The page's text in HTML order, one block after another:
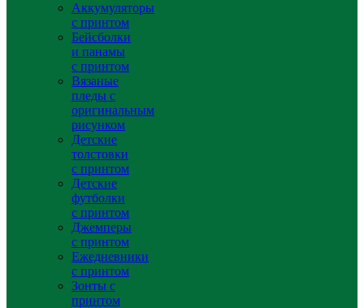
Аккумуляторы
с принтом
Бейсболки
и панамы
с принтом
Вязаные
пледы с
оригинальным
рисунком
Детские
толстовки
с принтом
Детские
футболки
с принтом
Джемперы
с принтом
Ежедневники
с принтом
Зонты с
принтом